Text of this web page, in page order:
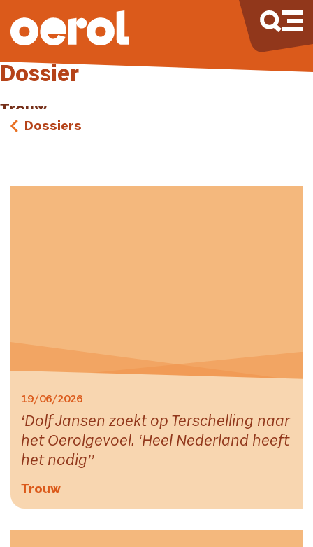
Dossier
Trouw
Dossiers
19/06/2026
Dolf Jansen zoekt op Terschelling naar
het Oerolgevoel. ‘Heel Nederland heeft
het nodig’
Trouw